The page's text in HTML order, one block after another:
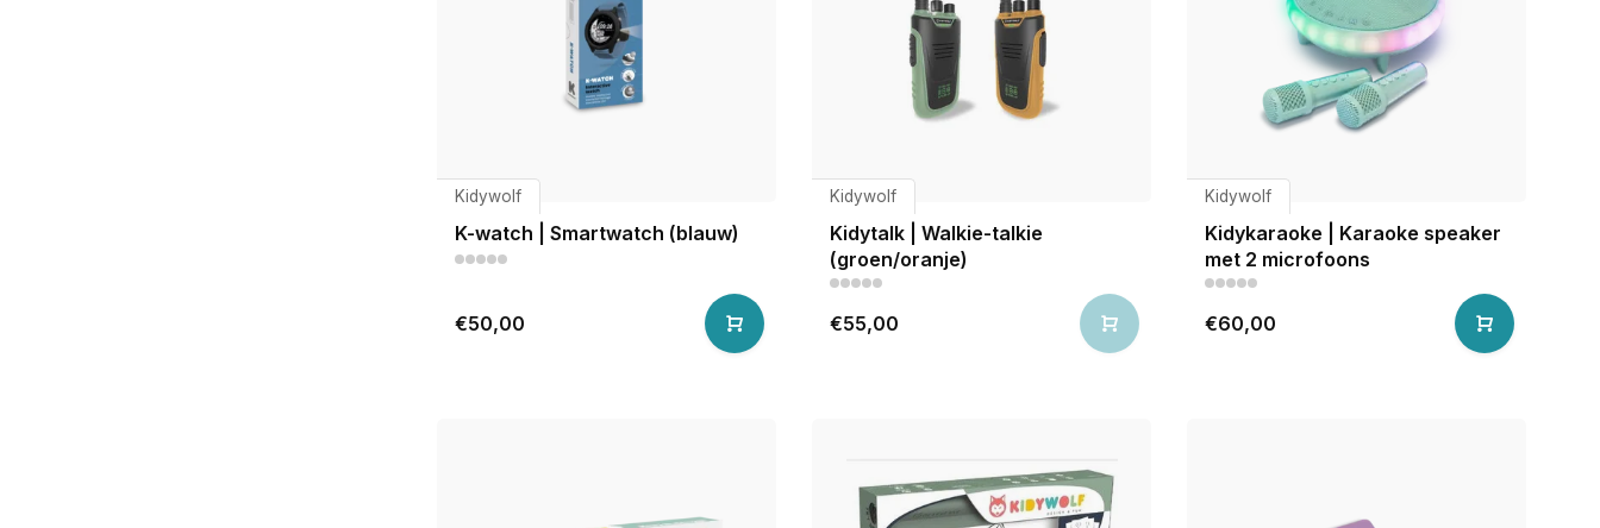
Kidywolf
K-watch | Smartwatch (blauw)
€50,00
Kidywolf
Kidytalk | Walkie-talkie
(groen/oranje)
€55,00
Kidywolf
Kidykaraoke | Karaoke speaker
met 2 microfoons
€60,00